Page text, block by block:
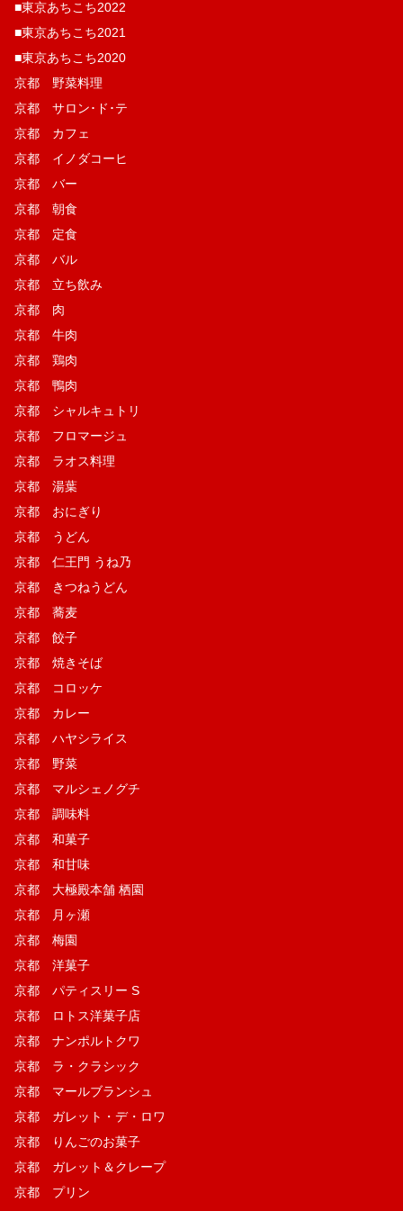
■東京あちこち2022
■東京あちこち2021
■東京あちこち2020
京都 野菜料理
京都 サロン･ド･テ
京都 カフェ
京都 イノダコーヒ
京都 バー
京都 朝食
京都 定食
京都 バル
京都 立ち飲み
京都 肉
京都 牛肉
京都 鶏肉
京都 鴨肉
京都 シャルキュトリ
京都 フロマージュ
京都 ラオス料理
京都 湯葉
京都 おにぎり
京都 うどん
京都 仁王門 うね乃
京都 きつねうどん
京都 蕎麦
京都 餃子
京都 焼きそば
京都 コロッケ
京都 カレー
京都 ハヤシライス
京都 野菜
京都 マルシェノグチ
京都 調味料
京都 和菓子
京都 和甘味
京都 大極殿本舗 栖園
京都 月ヶ瀬
京都 梅園
京都 洋菓子
京都 パティスリー S
京都 ロトス洋菓子店
京都 ナンポルトクワ
京都 ラ・クラシック
京都 マールブランシュ
京都 ガレット・デ・ロワ
京都 りんごのお菓子
京都 ガレット＆クレープ
京都 プリン